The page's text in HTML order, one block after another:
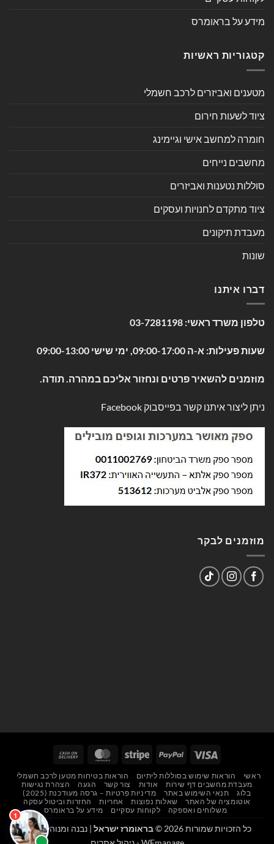
מידע על בראומרס
קטגוריות ראשיות
מטענים ואביזרים לרכב חשמלי
ציוד לשעות חירום
חומרה למחשב אישי וגיימינג
מחשבים נייחים
סוללות נטענות ואביזרים
ציוד מתקדם לחנויות ועסקים
מעבדת תיקונים
שונות
דברו איתנו
טלפון משרד ראשי: 03-7281198
שעות פעילות: א-ה 09:00-17:00, ימי שישי 09:00-13:00
מוזמנים להשאיר פרטים ונחזור אליכם במהרה. תודה.
ניתן ליצור איתנו קשר בפייסבוק Facebook
מוזמנים לבקר
Visa
PayPal
Stripe
MasterCard
Delivery
ראשי הוראות שימוש בסוללות ליתיום
הוראות בטיחות מטען לרכב חשמלי
מעבדת מחשבים דף שירות
אודות צור קשר הגעה
הצהרת נגישות
בלוג
תנאי השימוש באתר
מדיניות פרטיות – גרסה מעודכנת (2025)
אוטומציה של האתר
שאלות נפוצות אחריות
החזרות וביטול עסקה
משלוחים ואספקה
לקוחות עסקיים מידע על בראומרס
כל הזכויות שמורות 2026 © בראומרז ישראל | נבנה ומנוהל על ידי